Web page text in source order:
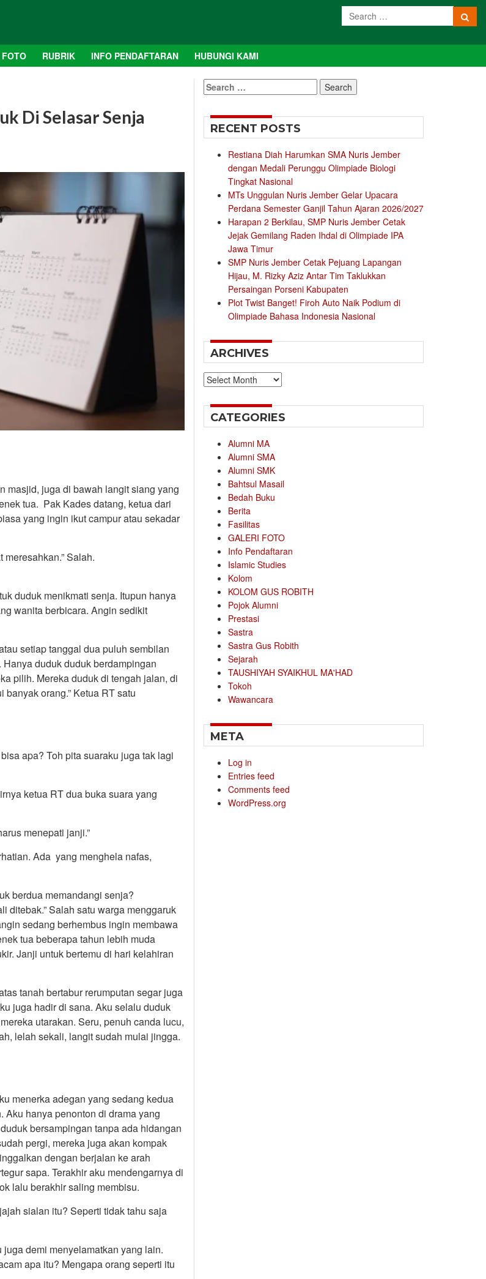
RUBRIK INFO PENDAFTARAN HUBUNGI KAMI
Di Selasar Senja
masjid, juga di bawah langit siang yang
tua. Pak Kades datang, ketua dari
yang ingin ikut campur atau sekadar
Salah.
duduk menikmati senja. Itupun hanya
wanita berbicara. Angin sedikit
setiap tanggal dua puluh sembilan
duduk duduk berdampingan
pilih. Mereka duduk di tengah jalan, di
orang.” Ketua RT satu
apa? Toh pita suaraku juga tak lagi
ketua RT dua buka suara yang
menepati janji.”
Ada yang menghela nafas,
berdua memandangi senja?
ditebak.” Salah satu warga menggaruk
sedang berhembus ingin membawa
tua beberapa tahun lebih muda
Janji untuk bertemu di hari kelahiran
tanah bertabur rerumputan segar juga
juga hadir di sana. Aku selalu duduk
utarakan. Seru, penuh canda lucu,
lelah sekali, langit sudah mulai jingga.
menerka adegan yang sedang kedua
Aku hanya penonton di drama yang
bersampingan tanpa ada hidangan
pergi, mereka juga akan kompak
dengan berjalan ke arah
sapa. Terakhir aku mendengarnya di
lalu berakhir saling membisu.
sialan itu? Seperti tidak tahu saja
demi menyelamatkan yang lain.
apa itu? Mengapa orang seperti itu
Search
for:
RECENT POSTS
Restiana Diah Harumkan SMA Nuris Jember
dengan Medali Perunggu Olimpiade Biologi
Tingkat Nasional
MTs Unggulan Nuris Jember Gelar Upacara
Perdana Semester Ganjil Tahun Ajaran 2026/2027
Harapan 2 Berkilau, SMP Nuris Jember Cetak
Jejak Gemilang Raden Ihdal di Olimpiade IPA
Jawa Timur
SMP Nuris Jember Cetak Pejuang Lapangan
Hijau, M. Rizky Aziz Antar Tim Taklukkan
Persaingan Porseni Kabupaten
Plot Twist Banget! Firoh Auto Naik Podium di
Olimpiade Bahasa Indonesia Nasional
ARCHIVES
Archives
CATEGORIES
Alumni MA
Alumni SMA
Alumni SMK
Bahtsul Masail
Bedah Buku
Berita
Fasilitas
GALERI FOTO
Info Pendaftaran
Islamic Studies
Kolom
KOLOM GUS ROBITH
Pojok Alumni
Prestasi
Sastra
Sastra Gus Robith
Sejarah
TAUSHIYAH SYAIKHUL MA'HAD
Tokoh
Wawancara
META
Log in
Entries feed
Comments feed
WordPress.org